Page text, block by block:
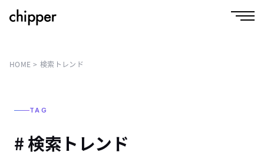
HOME 検索トレンド
TAG
# 検索トレンド